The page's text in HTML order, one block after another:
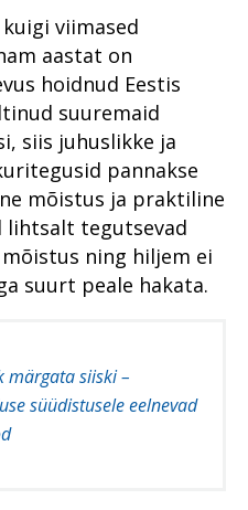
viimased
aastat on
hoidnud Eestis
suuremaid
siis juhuslikke ja
pannakse
mõistus ja praktiline
lihtsalt tegutsevad
ning hiljem ei
suurt peale hakata.
märgata siiski –
süüdistusele eelnevad